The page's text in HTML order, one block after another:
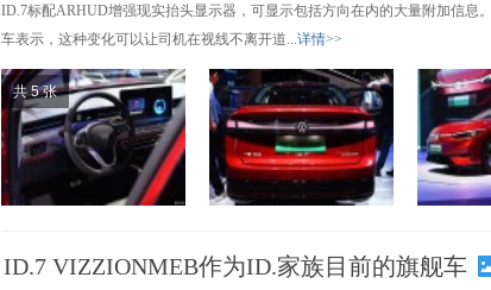
ID.7标配ARHUD增强现实抬头显示器，可显示包括方向在内的大量附加信息
车表示，这种变化可以让司机在视线不离开道...详情>>
共 5 张
ID.7 VIZZIONMEB作为ID.家族目前的旗舰车